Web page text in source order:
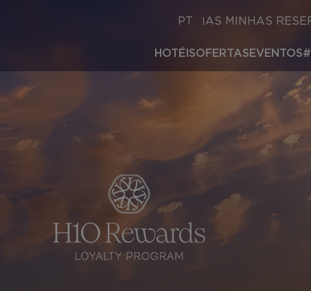
PT AS MINHAS
HOTÉISOFERTASEVENTOS